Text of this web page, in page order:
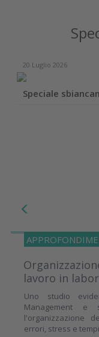
20 Luglio 2026
Speciale
lavoro in
Uno studio
Management e
l'organizzazione
errori, stress e